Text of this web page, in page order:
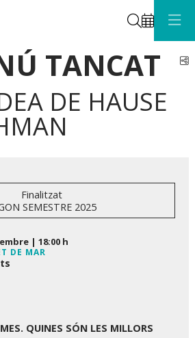
Cerca
TANCAT
DE HAUSE
Finalitzat
SEMESTRE 2025
| 18:00 h
DE MAR
QUINES SÓN LES MILLORS